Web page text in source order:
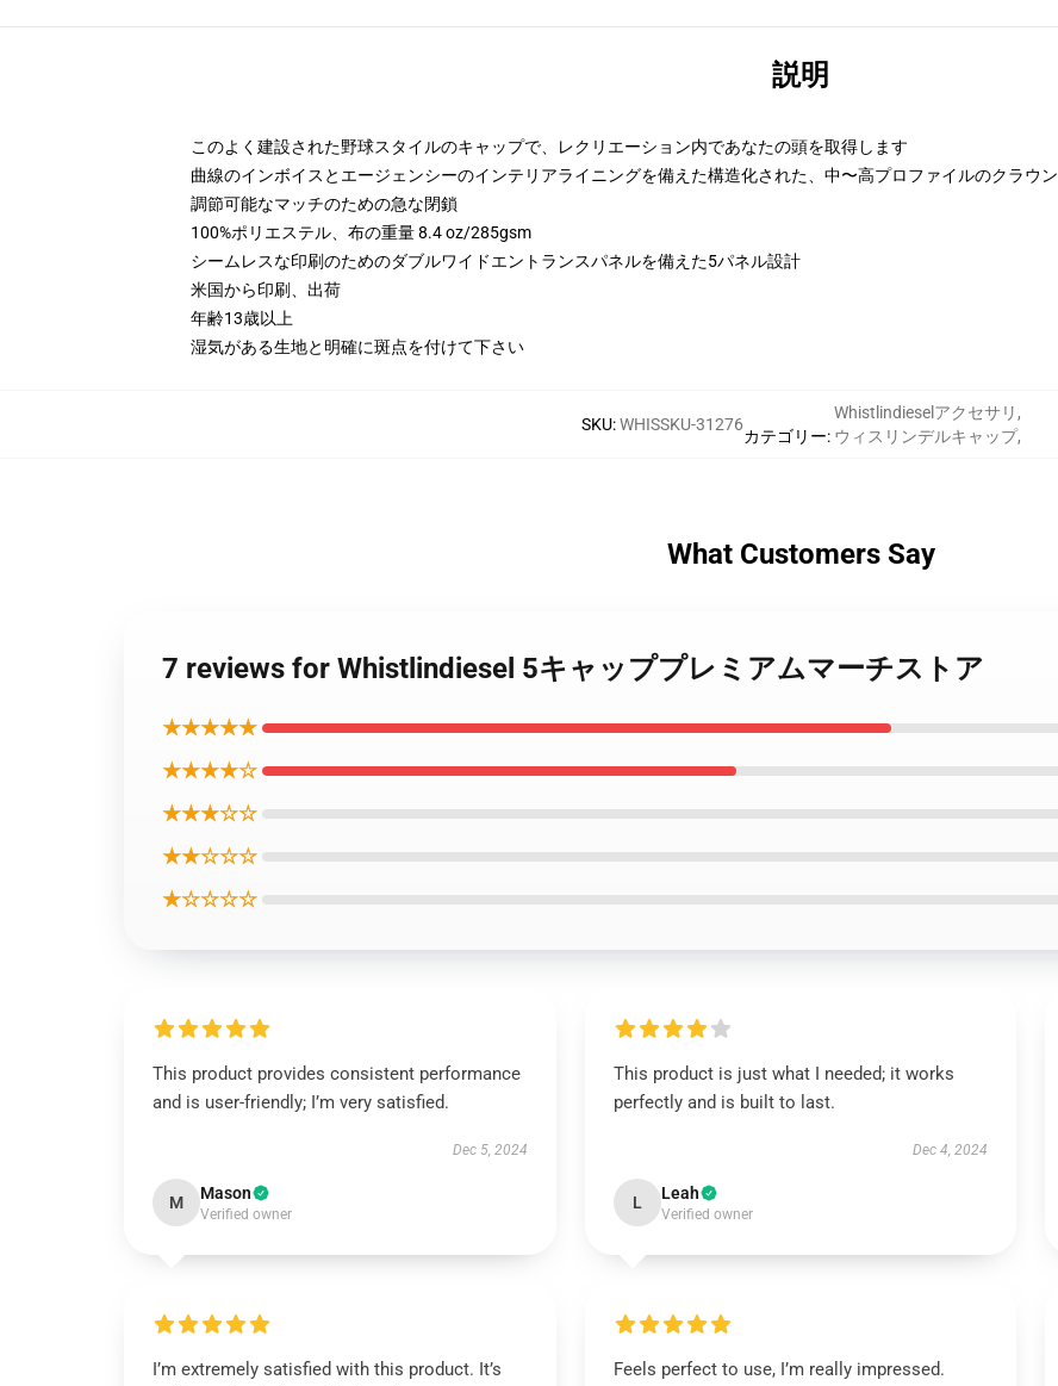
説明
このよく建設された野球スタイルのキャップで、レクリエーション内であなたの頭を取得します
曲線のインボイスとエージェンシーのインテリアライニングを備えた構造化された、中〜高プロファイルのクラウン
調節可能なマッチのための急な閉鎖
100%ポリエステル、布の重量 8.4 oz/285gsm
シームレスな印刷のためのダブルワイドエントランスパネルを備えた5パネル設計
米国から印刷、出荷
年齢13歳以上
湿気がある生地と明確に斑点を付けて下さい
SKU:WHISSKU-31276
カテゴリー:
Whistlindieselアクセサリ ,
ウィスリンデルキャップ,
What Customers Say
7 reviews for Whistlindiesel 5キャッププレミアムマーチストア
★★★★★
★★★★☆
★★★☆☆
★★☆☆☆
★☆☆☆☆
This product provides consistent performance
and is user-friendly; I’m very satisfied.
Dec 5, 2024
M Mason
Verified owner
This product is just what I needed; it works
perfectly and is built to last.
Dec 4, 2024
L Leah
Verified owner
I’m extremely satisfied with this product. It’s
Feels perfect to use, I’m really impressed.